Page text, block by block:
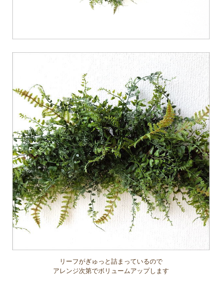
リーフがぎゅっと詰まっているので
アレンジ次第でボリュームアップします